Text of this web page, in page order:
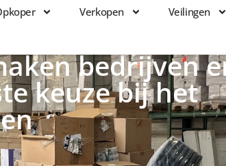
Verkopen Veilingen
Waardebepaling
bedrijven
keuze bij het